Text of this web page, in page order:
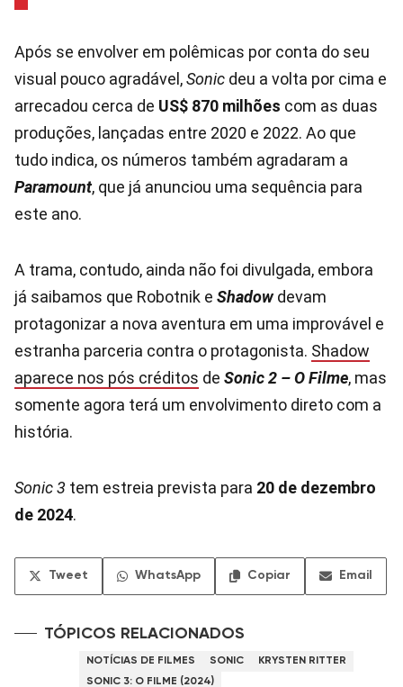
Após se envolver em polêmicas por conta do seu
visual pouco agradável,Sonic deu a volta por cima e
arrecadou cerca de US$ 870 milhões com as duas
produções, lançadas entre 2020 e 2022. Ao que
tudo indica, os números também agradaram a
Paramount, que já anunciou uma sequência para
este ano.
A trama, contudo, ainda não foi divulgada, embora
já saibamos que Robotnik e Shadowdevam
protagonizar a nova aventura em uma improvável e
estranha parceria contra o protagonista. Shadow
aparece nos pós créditos de Sonic 2 – O Filme, mas
somente agora terá um envolvimento direto com a
história.
Sonic 3 tem estreia prevista para 20 de dezembro
de 2024.
Tweet WhatsApp Copiar Email
TÓPICOS RELACIONADOS
NOTÍCIAS DE FILMES SONIC
KRYSTEN RITTER
SONIC 3: O FILME (2024)